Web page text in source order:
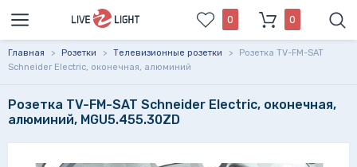
0 0
Главная > Розетки > Телевизионные розетки >
Розетка TV-FM-SAT
Schneider Electric, оконечная, алюминий
Розетка TV-FM-SAT Schneider Electric, оконечная,
алюминий, MGU5.455.30ZD